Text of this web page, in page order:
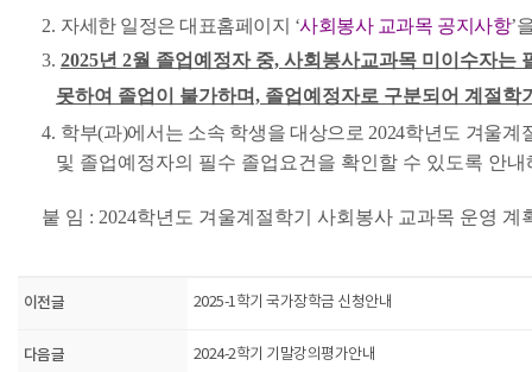
2. 자세한 일정은 대표홈페이지 ‘사회봉사 교과목 공지사항’
3. 2025년 2월 졸업예정자 중, 사회봉사교과목 미이수자는
못하여 졸업이 불가하며, 졸업예정자로 구분되어 계절학
4. 학부(과)에서는 소속 학생을 대상으로 2024학년도 겨울
및 졸업예정자의 필수 졸업요건을 확인할 수 있도록 안내
붙 임 : 2024학년도 겨울계절학기 사회봉사 교과목 운영 계
이전글 2025-1학기 국가장학금 신청안내
다음글 2024-2학기 기말강의평가안내